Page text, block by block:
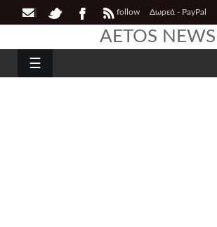
follow Δωρεά - PayPal
AETOS NEWS
☰